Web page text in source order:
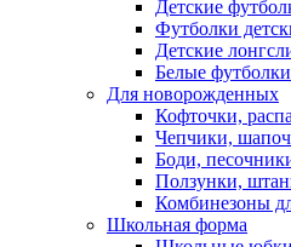
Детские
Футболки
Детские
Белые футболки
Для новорожденных
Кофточки,
Чепчики,
Боди,
Ползунки,
Комбинезоны
Школьная форма